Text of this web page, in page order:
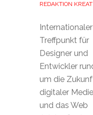
REDAKTION
Internationaler
Treffpunkt für
Designer und
Entwickler
um die
digitaler
und das Web